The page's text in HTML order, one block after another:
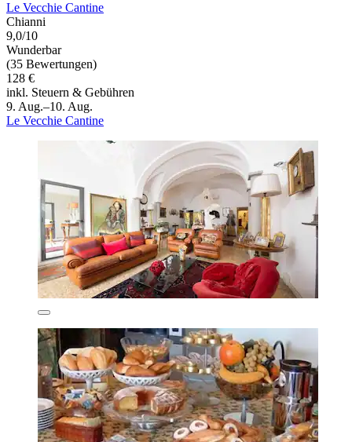
Le Vecchie Cantine
Chianni
9,0/10
Wunderbar
(35 Bewertungen)
128 €
inkl. Steuern & Gebühren
9. Aug.–10. Aug.
Le Vecchie Cantine